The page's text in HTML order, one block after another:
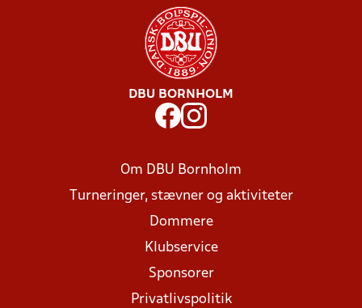
DBU BORNHOLM
Om DBU Bornholm
Turneringer, stævner og aktiviteter
Dommere
Klubservice
Sponsorer
Privatlivspolitik